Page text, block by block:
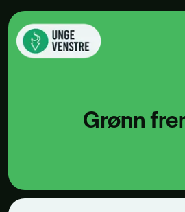
Grønn